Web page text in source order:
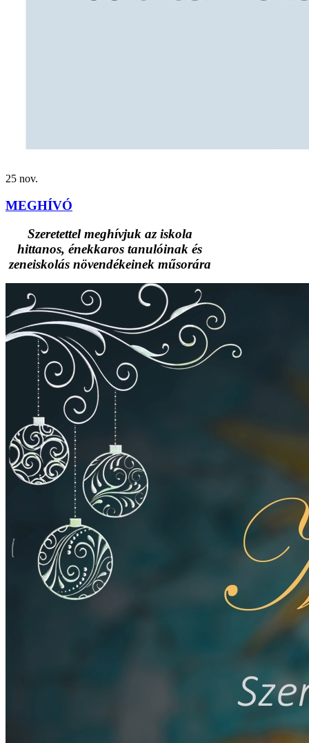
25 nov.
MEGHÍVÓ
Szeretettel meghívjuk az iskola
hittanos, énekkaros tanulóinak és
zeneiskolás növendékeinek műsorára